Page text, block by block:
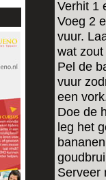
Verhit 1
Voeg 2
vuur.
wat
Pel de
vuur
een
Doe de
leg het
Serveer